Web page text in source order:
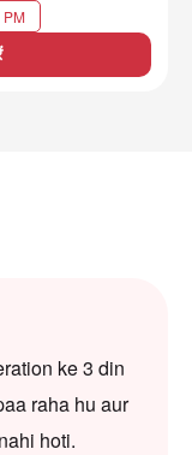
ke 3 din
raha hu aur
hoti.